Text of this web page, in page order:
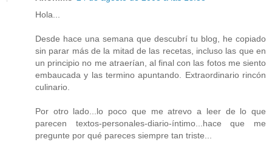
Hola...
Desde hace una semana que descubrí tu blog, he copiado
sin parar más de la mitad de las recetas, incluso las que en
un principio no me atraerían, al final con las fotos me siento
embaucada y las termino apuntando. Extraordinario rincón
culinario.
Por otro lado...lo poco que me atrevo a leer de lo que
parecen textos-personales-diario-íntimo...hace que me
pregunte por qué pareces siempre tan triste...